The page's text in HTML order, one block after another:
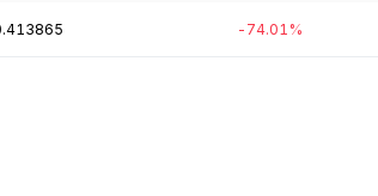
-74.01%